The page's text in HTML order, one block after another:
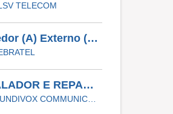
TELECOM
Vendedor (A) Externo (Porta A Porta)
INSTALADOR E REPARADOR DE LINHAS E APARELHOS DE TELECOMUNICACAO I